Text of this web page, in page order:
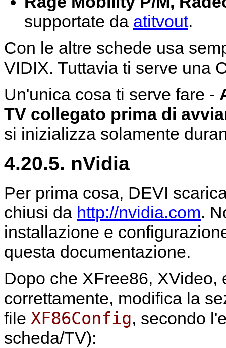
supportate da atitvout.
Con le altre schede usa
VIDIX. Tuttavia ti serve una
Un'unica cosa ti serve fare -
TV collegato prima di
si inizializza solamente
4.20.5. nVidia
Per prima cosa, DEVI
chiusi da http://nvidia.com.
installazione e
questa documentazione.
Dopo che XFree86,
correttamente, modifica la
file XF86Config, secondo
scheda/TV):